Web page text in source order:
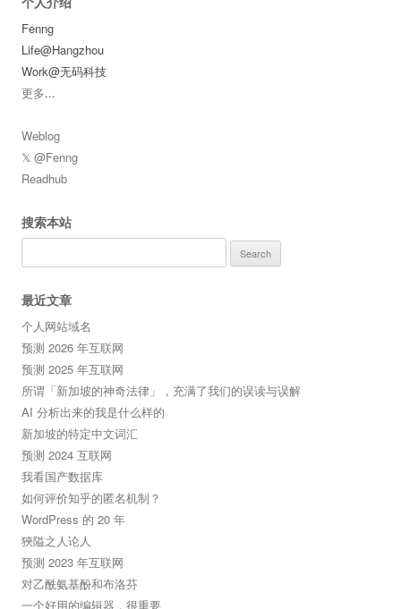
Fenng
Life@Hangzhou
Work@无码科技
更多...
Weblog
𝕏 @Fenng
Readhub
搜索本站
for:
最近文章
个人网站域名
预测 2026 年互联网
预测 2025 年互联网
所谓「新加坡的神奇法律」，充满了我们的误读与误解
AI 分析出来的我是什么样的
新加坡的特定中文词汇
预测 2024 互联网
我看国产数据库
如何评价知乎的匿名机制？
WordPress 的 20 年
狹隘之人论人
预测 2023 年互联网
对乙酰氨基酚和布洛芬
一个好用的编辑器，很重要